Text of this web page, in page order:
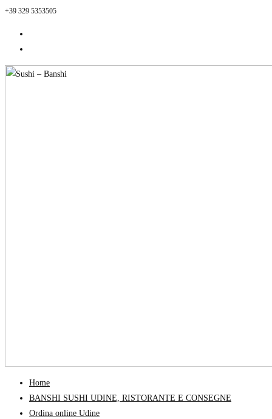
+39 329 5353505
Home
BANSHI SUSHI UDINE, RISTORANTE E CONSEGNE
Ordina online Udine